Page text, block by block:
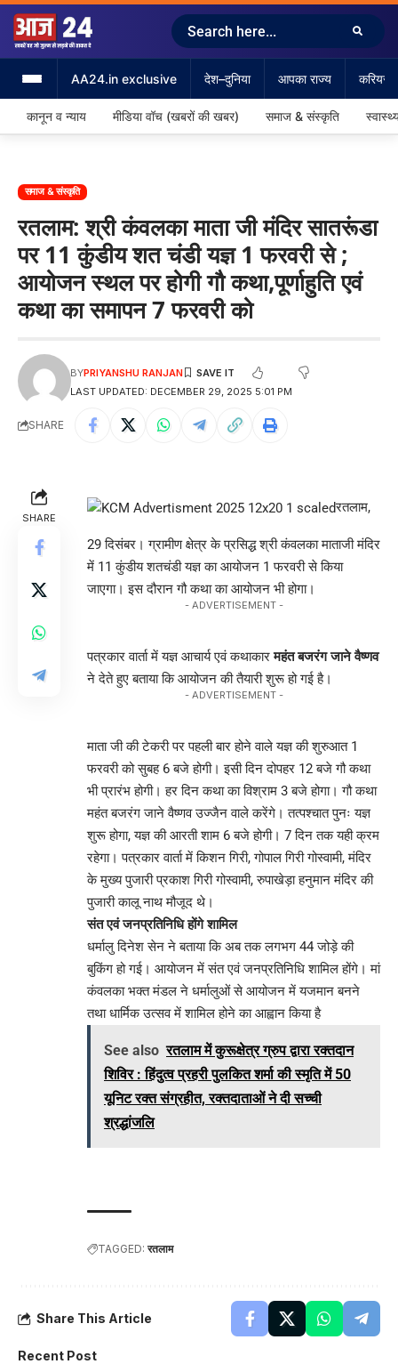
AA24.in exclusive देश–दुनिया आपका राज्य करियर
कानून व न्याय मीडिया वॉच (खबरों की खबर) समाज & संस्कृति
समाज & संस्कृति
रतलाम: श्री कंवलका माता जी मंदिर सातरूंडा
पर 11 कुंडीय शत चंडी यज्ञ 1 फरवरी से ;
आयोजन स्थल पर होगी गौ कथा,पूर्णाहुति एवं
कथा का समापन 7 फरवरी को
LAST UPDATED: DECEMBER 29, 2025 5:01 PM
BYPRIYANSHU RANJAN
SHARE
SHARE
रतलाम,
29 दिसंबर। ग्रामीण क्षेत्र के प्रसिद्ध श्री कंवलका माताजी मंदिर
में 11 कुंडीय शतचंडी यज्ञ का आयोजन 1 फरवरी से किया
जाएगा। इस दौरान गौ कथा का आयोजन भी होगा।
- ADVERTISEMENT -
पत्रकार वार्ता में यज्ञ आचार्य एवं कथाकारमहंत बजरंग जाने वैष्णव
ने देते हुए बताया कि आयोजन की तैयारी शुरू हो गई है।
- ADVERTISEMENT -
माता जी की टेकरी पर पहली बार होने वाले यज्ञ की शुरुआत 1
फरवरी को सुबह 6 बजे होगी। इसी दिन दोपहर 12 बजे गौ कथा
भी प्रारंभ होगी। हर दिन कथा का विश्राम 3 बजे होगा। गौ कथा
महंत बजरंग जाने वैष्णव उज्जैन वाले करेंगे। तत्पश्चात पुनः यज्ञ
शुरू होगा, यज्ञ की आरती शाम 6 बजे होगी। 7 दिन तक यही क्रम
रहेगा। पत्रकार वार्ता में किशन गिरी, गोपाल गिरी गोस्वामी, मंदिर
के मुख्य पुजारी प्रकाश गिरी गोस्वामी, रुपाखेड़ा हनुमान मंदिर की
पुजारी कालू नाथ मौजूद थे।
संत एवं जनप्रतिनिधि होंगे शामिल
धर्मालु दिनेश सेन ने बताया कि अब तक लगभग 44 जोड़े की
बुकिंग हो गई। आयोजन में संत एवं जनप्रतिनिधि शामिल होंगे। मां
कंवलका भक्त मंडल ने धर्मालुओं से आयोजन में यजमान बनने
तथा धार्मिक उत्सव में शामिल होने का आह्वान किया है
See also रतलाम में कुरूक्षेत्र ग्रुप द्वारा रक्तदान
शिविर : हिंदुत्व प्रहरी पुलकित शर्मा की स्मृति में 50
यूनिट रक्त संग्रहीत, रक्तदाताओं ने दी सच्ची
श्रद्धांजलि
TAGGED: रतलाम
Share This Article
Recent Post